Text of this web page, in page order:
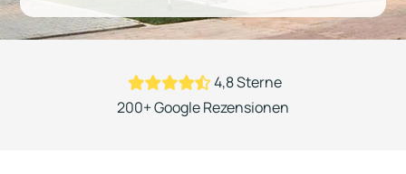
4,8 Sterne
200+ Google Rezensionen